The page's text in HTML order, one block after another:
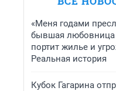
«Меня годами
бывшая
портит жилье и
Реальная история
Кубок Гагарина